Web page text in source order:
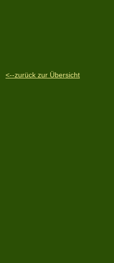
<--zurück zur Übersicht